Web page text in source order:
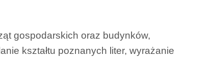
gospodarskich oraz budynków,
kształtu poznanych liter, wyrażanie